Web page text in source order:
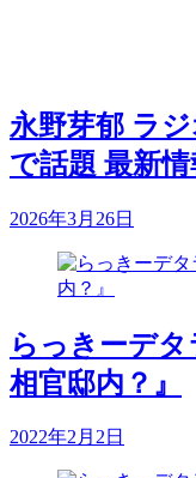
永野芽郁 ラ
で話題 最新情
2026年3月26日
らっきーデ
相官邸内？』
2022年2月2日